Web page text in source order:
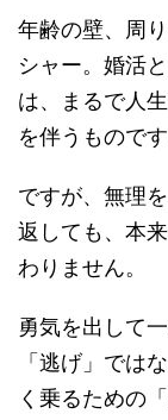
年齢の壁、周
シャー。婚活
は、まるで人
を伴うものです
ですが、無理
返しても、本
わりません。
勇気を出して
「逃げ」では
く乗るための